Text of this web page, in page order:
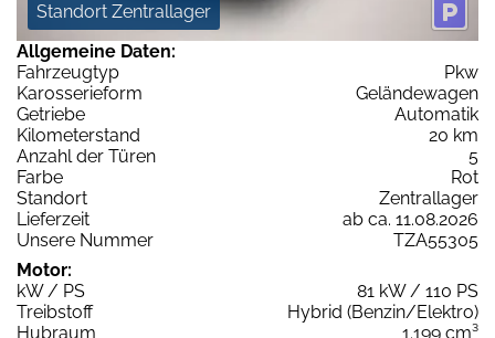
Standort Zentrallager
Allgemeine Daten:
Fahrzeugtyp
Pkw
Karosserieform
Geländewagen
Getriebe
Automatik
Kilometerstand
20 km
Anzahl der Türen
5
Farbe
Rot
Standort
Zentrallager
Lieferzeit
ab ca. 11.08.2026
Unsere Nummer
TZA55305
Motor:
kW / PS
81 kW / 110 PS
Treibstoff
Hybrid (Benzin/Elektro)
Hubraum
1.199 cm³